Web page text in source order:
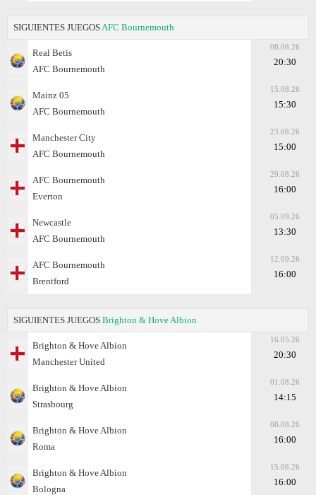
SIGUIENTES JUEGOS AFC Bournemouth
Real Betis
AFC Bournemouth
08.08.26
20:30
Mainz 05
AFC Bournemouth
15.08.26
15:30
Manchester City
AFC Bournemouth
23.08.26
15:00
AFC Bournemouth
Everton
29.08.26
16:00
Newcastle
AFC Bournemouth
05.09.26
13:30
AFC Bournemouth
Brentford
12.09.26
16:00
SIGUIENTES JUEGOS Brighton & Hove Albion
Brighton & Hove Albion
Manchester United
16.05.26
20:30
Brighton & Hove Albion
Strasbourg
01.08.26
14:15
Brighton & Hove Albion
Roma
08.08.26
16:00
Brighton & Hove Albion
Bologna
15.08.26
16:00